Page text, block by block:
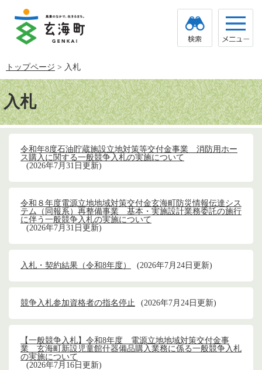
で
す。
ば
し
て
本
文
へ
トップページ > 入札
本
文入札
令和年8度石油貯蔵施設立地対策等交付金事業 消防用ホー
ス購入に関する一般競争入札の実施について
2026年7月31日更新
令和８年度電源立地地域対策交付金玄海町防災情報伝達シス
テム（同報系）再整備事業 基本・実施設計業務委託の施行
に伴う一般競争入札の実施について
2026年7月31日更新
入札・契約結果（令和8年度） 2026年7月24日更新
競争入札参加資格者の指名停止 2026年7月24日更新
【一般競争入札】令和8年度 電源立地地域対策交付金事
業 玄海町新設児童館什器備品購入業務に係る一般競争入札
の実施について
2026年7月16日更新